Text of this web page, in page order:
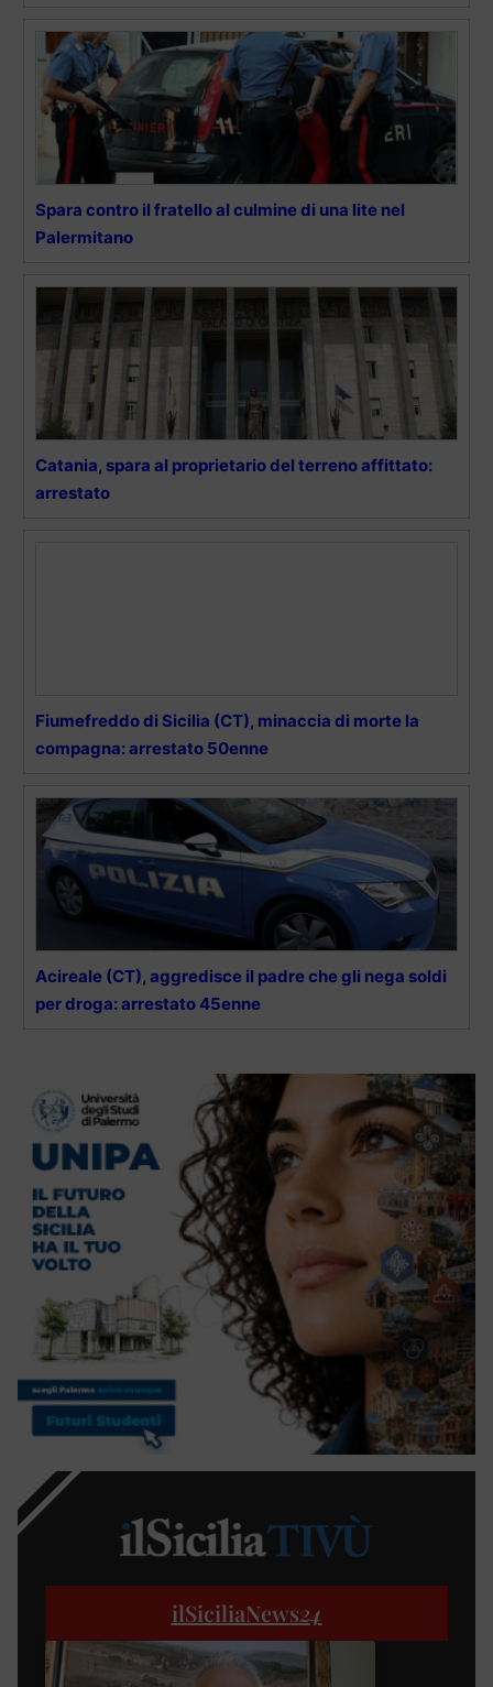
Spara contro il fratello al culmine di una lite nel
Palermitano
Catania, spara al proprietario del terreno affittato:
arrestato
Fiumefreddo di Sicilia (CT), minaccia di morte la
compagna: arrestato 50enne
Acireale (CT), aggredisce il padre che gli nega soldi
per droga: arrestato 45enne
ilSiciliaNews24